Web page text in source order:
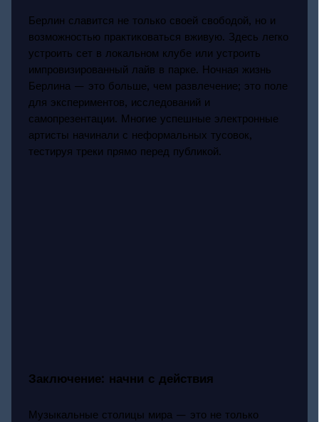
Берлин славится не только своей свободой, но и
возможностью практиковаться вживую. Здесь легко
устроить сет в локальном клубе или устроить
импровизированный лайв в парке. Ночная жизнь
Берлина — это больше, чем развлечение; это поле
для экспериментов, исследований и
самопрезентации. Многие успешные электронные
артисты начинали с неформальных тусовок,
тестируя треки прямо перед публикой.
Заключение: начни с действия
Музыкальные столицы мира — это не только